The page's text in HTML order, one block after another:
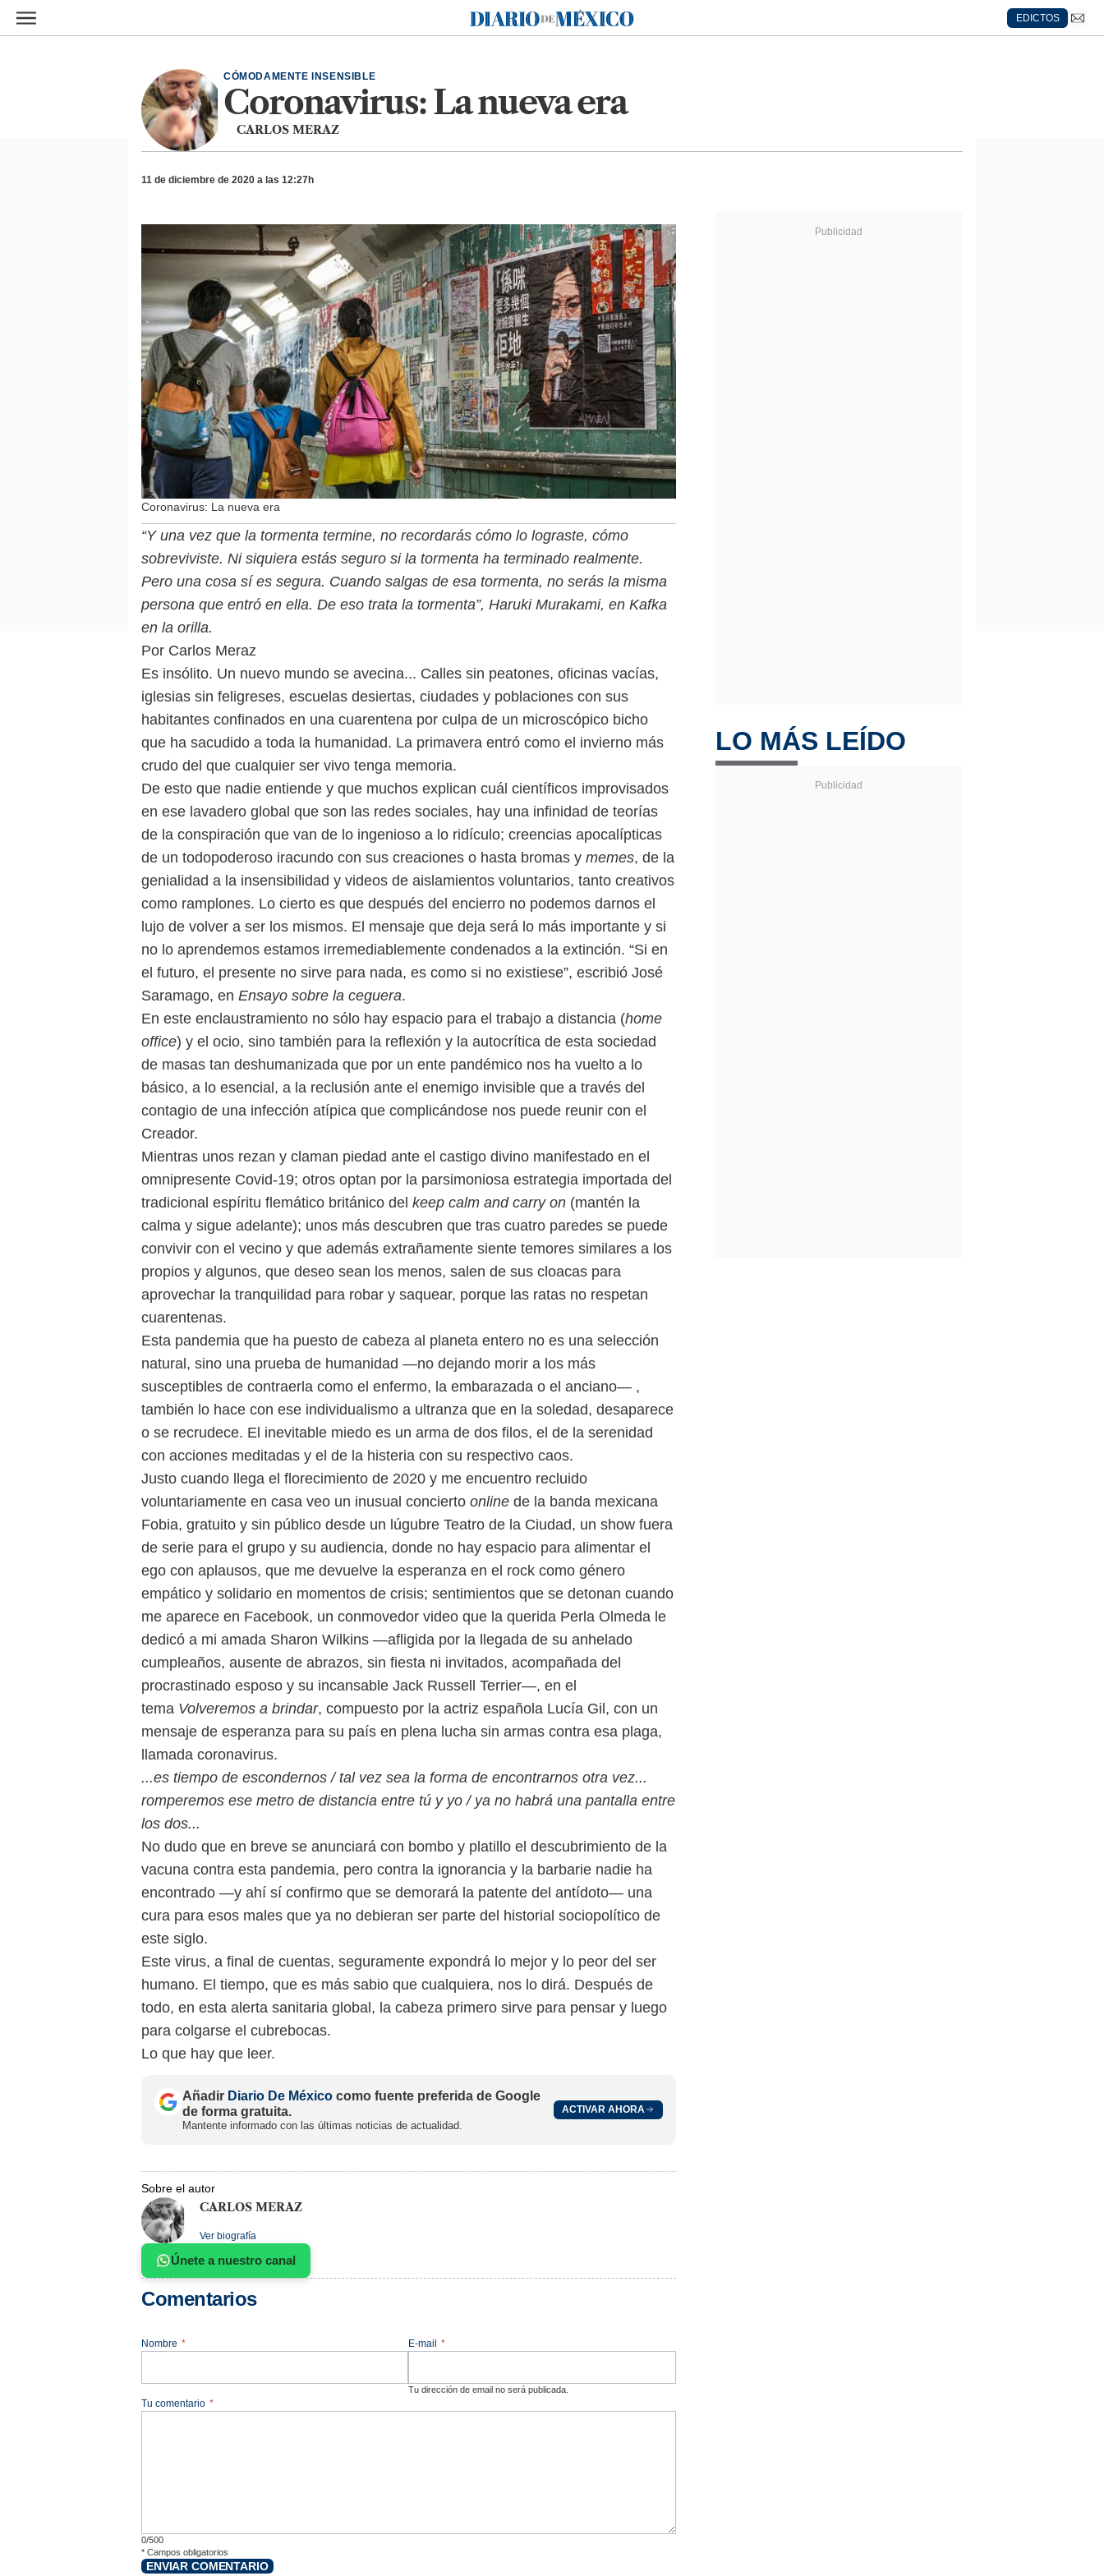
Ir al contenido principal
Diario de México
EDICTOS
CÓMODAMENTE INSENSIBLE
Coronavirus: La nueva era
CARLOS MERAZ
11 de diciembre de 2020 a las 12:27h
Coronavirus: La nueva era
“Y una vez que la tormenta termine, no recordarás cómo lo lograste, cómo
sobreviviste. Ni siquiera estás seguro si la tormenta ha terminado realmente.
Pero una cosa sí es segura. Cuando salgas de esa tormenta, no serás la misma
persona que entró en ella. De eso trata la tormenta”, Haruki Murakami, en Kafka
en la orilla.
Por Carlos Meraz
Es insólito. Un nuevo mundo se avecina... Calles sin peatones, oficinas vacías,
iglesias sin feligreses, escuelas desiertas, ciudades y poblaciones con sus
habitantes confinados en una cuarentena por culpa de un microscópico bicho
que ha sacudido a toda la humanidad. La primavera entró como el invierno más
crudo del que cualquier ser vivo tenga memoria.
De esto que nadie entiende y que muchos explican cuál científicos improvisados
en ese lavadero global que son las redes sociales, hay una infinidad de teorías
de la conspiración que van de lo ingenioso a lo ridículo; creencias apocalípticas
de un todopoderoso iracundo con sus creaciones o hasta bromas y memes, de la
genialidad a la insensibilidad y videos de aislamientos voluntarios, tanto creativos
como ramplones. Lo cierto es que después del encierro no podemos darnos el
lujo de volver a ser los mismos. El mensaje que deja será lo más importante y si
no lo aprendemos estamos irremediablemente condenados a la extinción. “Si en
el futuro, el presente no sirve para nada, es como si no existiese”, escribió José
Saramago, en Ensayo sobre la ceguera.
En este enclaustramiento no sólo hay espacio para el trabajo a distancia (home
office) y el ocio, sino también para la reflexión y la autocrítica de esta sociedad
de masas tan deshumanizada que por un ente pandémico nos ha vuelto a lo
básico, a lo esencial, a la reclusión ante el enemigo invisible que a través del
contagio de una infección atípica que complicándose nos puede reunir con el
Creador.
Mientras unos rezan y claman piedad ante el castigo divino manifestado en el
omnipresente Covid-19; otros optan por la parsimoniosa estrategia importada del
tradicional espíritu flemático británico del keep calm and carry on (mantén la
calma y sigue adelante); unos más descubren que tras cuatro paredes se puede
convivir con el vecino y que además extrañamente siente temores similares a los
propios y algunos, que deseo sean los menos, salen de sus cloacas para
aprovechar la tranquilidad para robar y saquear, porque las ratas no respetan
cuarentenas.
Esta pandemia que ha puesto de cabeza al planeta entero no es una selección
natural, sino una prueba de humanidad —no dejando morir a los más
susceptibles de contraerla como el enfermo, la embarazada o el anciano— ,
también lo hace con ese individualismo a ultranza que en la soledad, desaparece
o se recrudece. El inevitable miedo es un arma de dos filos, el de la serenidad
con acciones meditadas y el de la histeria con su respectivo caos.
Justo cuando llega el florecimiento de 2020 y me encuentro recluido
voluntariamente en casa veo un inusual concierto online de la banda mexicana
Fobia, gratuito y sin público desde un lúgubre Teatro de la Ciudad, un show fuera
de serie para el grupo y su audiencia, donde no hay espacio para alimentar el
ego con aplausos, que me devuelve la esperanza en el rock como género
empático y solidario en momentos de crisis; sentimientos que se detonan cuando
me aparece en Facebook, un conmovedor video que la querida Perla Olmeda le
dedicó a mi amada Sharon Wilkins —afligida por la llegada de su anhelado
cumpleaños, ausente de abrazos, sin fiesta ni invitados, acompañada del
procrastinado esposo y su incansable Jack Russell Terrier—, en el
tema Volveremos a brindar, compuesto por la actriz española Lucía Gil, con un
mensaje de esperanza para su país en plena lucha sin armas contra esa plaga,
llamada coronavirus.
...es tiempo de escondernos / tal vez sea la forma de encontrarnos otra vez...
romperemos ese metro de distancia entre tú y yo / ya no habrá una pantalla entre
los dos...
No dudo que en breve se anunciará con bombo y platillo el descubrimiento de la
vacuna contra esta pandemia, pero contra la ignorancia y la barbarie nadie ha
encontrado —y ahí sí confirmo que se demorará la patente del antídoto— una
cura para esos males que ya no debieran ser parte del historial sociopolítico de
este siglo.
Este virus, a final de cuentas, seguramente expondrá lo mejor y lo peor del ser
humano. El tiempo, que es más sabio que cualquiera, nos lo dirá. Después de
todo, en esta alerta sanitaria global, la cabeza primero sirve para pensar y luego
para colgarse el cubrebocas.
Lo que hay que leer.
Añadir Diario De México como fuente preferida de Google
de forma gratuita.
Mantente informado con las últimas noticias de actualidad.
ACTIVAR AHORA
Sobre el autor
CARLOS MERAZ
Ver biografía
Únete a nuestro canal
Comentarios
Nombre * E-mail *
Tu dirección de email no será publicada.
Tu comentario *
0/500
* Campos obligatorios
ENVIAR COMENTARIO
LO MÁS LEÍDO